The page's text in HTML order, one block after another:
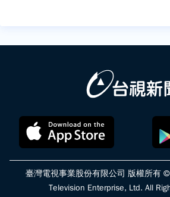
臺灣電視事業股份有限公司 版權所有
Television Enterprise, Ltd. All